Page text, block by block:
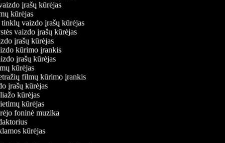
įrašų kūrėjas
kūrėjas
tinklų vaizdo įrašų kūrėjas
vaizdo įrašų kūrėjas
įrašų kūrėjas
kūrimo įrankis
įrašų kūrėjas
kūrėjas
filmų kūrimo įrankis
įrašų kūrėjas
kūrėjas
kūrėjas
foninė muzika
kūrėjas